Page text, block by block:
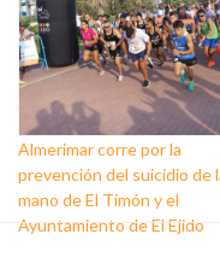
Almerimar corre por la
prevención del suicidio de
mano de El Timón y el
Ayuntamiento de El Ejido